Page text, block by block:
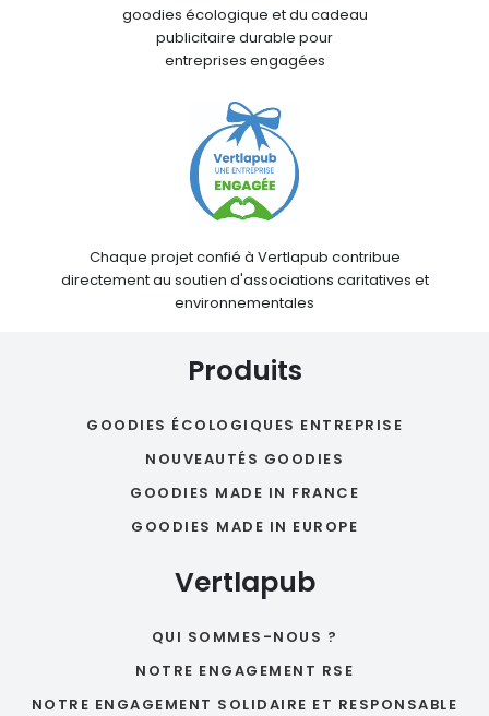
goodies écologique et du cadeau
publicitaire durable pour
entreprises engagées
Chaque projet confié à Vertlapub contribue
directement au soutien d'associations caritatives et
environnementales
Produits
GOODIES ÉCOLOGIQUES ENTREPRISE
NOUVEAUTÉS GOODIES
GOODIES MADE IN FRANCE
GOODIES MADE IN EUROPE
Vertlapub
QUI SOMMES-NOUS ?
NOTRE ENGAGEMENT RSE
NOTRE ENGAGEMENT SOLIDAIRE ET RESPONSABLE